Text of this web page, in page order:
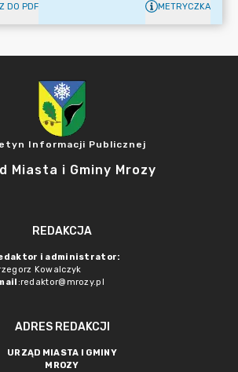
DO PDF METRYCZKA
Informacji Publicznej
Miasta i Gminy Mrozy
REDAKCJA
i administrator:
Kowalczyk
:redaktor@mrozy.pl
ADRES REDAKCJI
URZĄD MIASTA I GMINY
MROZY